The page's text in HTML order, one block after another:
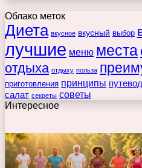
Облако меток
Диета вкусное вкусный выбор
лучшие меню места
отдыха отдыху польза
приготовления принципы
салат секреты советы
Интересное